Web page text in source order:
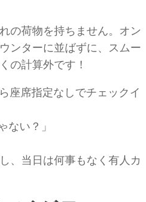
の荷物を持ちません。オン
ンターに並ばずに、スムー
の計算外です！
座席指定なしでチェックイ
ない？」
、当日は何事もなく有人カ